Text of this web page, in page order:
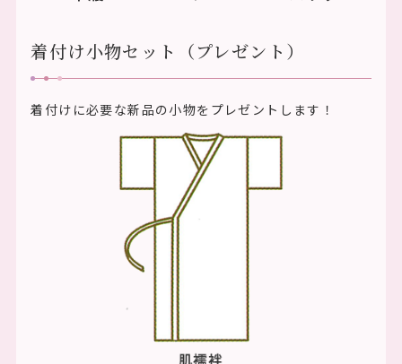
着付け小物セット（プレゼント）
着付けに必要な新品の小物をプレゼントします！